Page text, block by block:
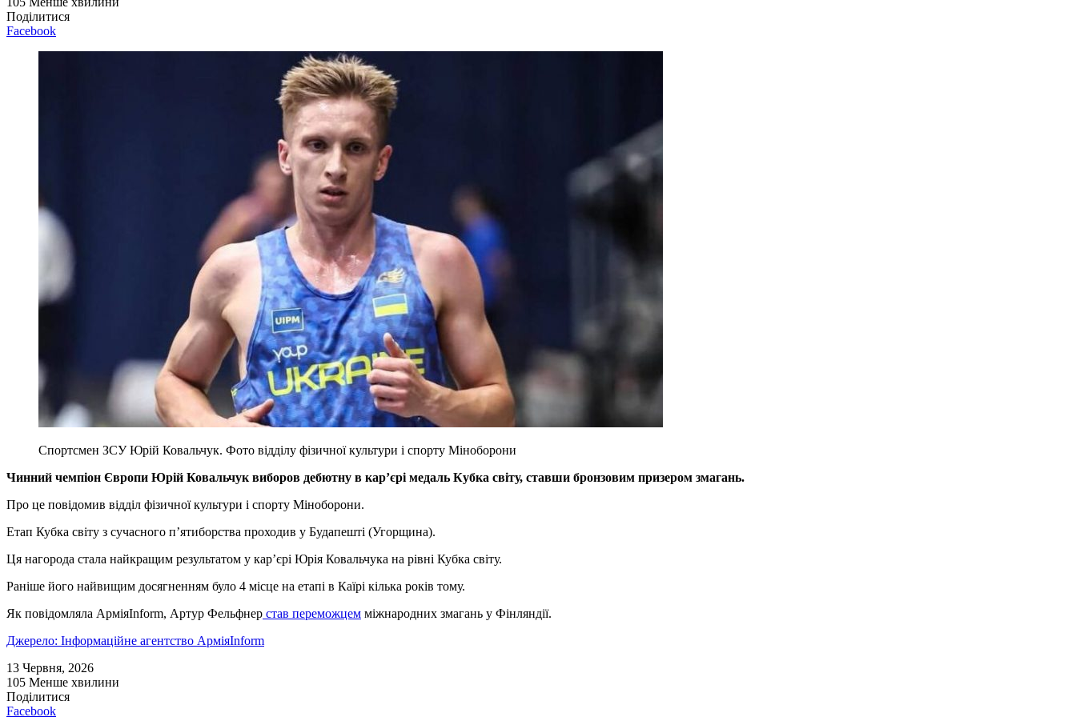
Поділитися
Facebook
Спортсмен ЗСУ Юрій Ковальчук. Фото відділу фізичної культури і спорту Міноборони
Чинний чемпіон Європи Юрій Ковальчук виборов дебютну в кар’єрі медаль Кубка світу, ставши бронзовим призером змагань.
Про це повідомив відділ фізичної культури і спорту Міноборони.
Етап Кубка світу з сучасного п’ятиборства проходив у Будапешті (Угорщина).
Ця нагорода стала найкращим результатом у кар’єрі Юрія Ковальчука на рівні Кубка світу.
Раніше його найвищим досягненням було 4 місце на етапі в Каїрі кілька років тому.
Як повідомляла АрміяInform, Артур Фельфнер став переможцем міжнародних змагань у Фінляндії.
Джерело: Інформаційне агентство АрміяInform
13 Червня, 2026
105 Менше хвилини
Поділитися
Facebook